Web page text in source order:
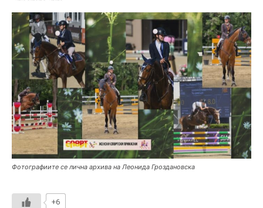
Фотографиите се лична архива на Леонида Гроздановска
+6